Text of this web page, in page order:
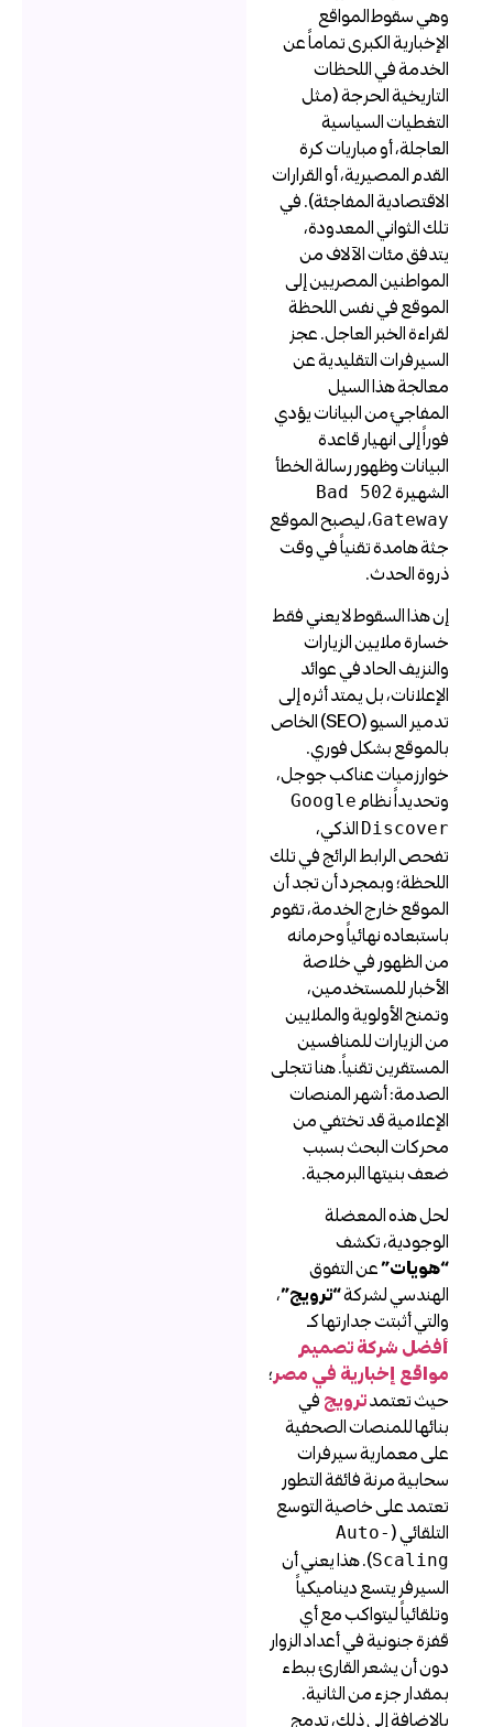
وهي سقوط المواقع
الإخبارية الكبرى تماماً عن
الخدمة في اللحظات
التاريخية الحرجة (مثل
التغطيات السياسية
العاجلة، أو مباريات كرة
القدم المصيرية، أو القرارات
الاقتصادية المفاجئة). في
تلك الثواني المعدودة،
يتدفق مئات الآلاف من
المواطنين المصريين إلى
الموقع في نفس اللحظة
لقراءة الخبر العاجل. عجز
السيرفرات التقليدية عن
معالجة هذا السيل
المفاجئ من البيانات يؤدي
فوراً إلى انهيار قاعدة
البيانات وظهور رسالة الخطأ
الشهيرة
502 Bad
Gateway، ليصبح الموقع
جثة هامدة تقنياً في وقت
ذروة الحدث.
إن هذا السقوط لا يعني فقط
خسارة ملايين الزيارات
والنزيف الحاد في عوائد
الإعلانات، بل يمتد أثره إلى
تدمير السيو (SEO) الخاص
بالموقع بشكل فوري.
خوارزميات عناكب جوجل،
وتحديداً نظامGoogle
Discoverالذكي،
تفحص الرابط الرائج في تلك
اللحظة؛ وبمجرد أن تجد أن
الموقع خارج الخدمة، تقوم
باستبعاده نهائياً وحرمانه
من الظهور في خلاصة
الأخبار للمستخدمين،
وتمنح الأولوية والملايين
من الزيارات للمنافسين
المستقرين تقنياً. هنا تتجلى
الصدمة: أشهر المنصات
الإعلامية قد تختفي من
محركات البحث بسبب
ضعف بنيتها البرمجية.
لحل هذه المعضلة
الوجودية، تكشف
“هويات”عن التفوق
الهندسي لشركة “ترويج”،
والتي أثبتت جدارتها كـ
أفضل شركة تصميم
مواقع إخبارية في مصر ؛
حيث تعتمدترويجفي
بنائها للمنصات الصحفية
على معمارية سيرفرات
سحابية مرنة فائقة التطور
تعتمد على خاصية التوسع
التلقائي (Auto-
Scaling ). هذا يعني أن
السيرفر يتسع ديناميكياً
وتلقائياً ليتواكب مع أي
قفزة جنونية في أعداد الزوار
دون أن يشعر القارئ ببطء
بمقدار جزء من الثانية.
بالإضافة إلى ذلك، تدمج